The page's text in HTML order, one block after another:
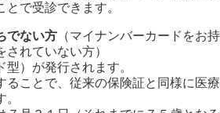
で受診できます。
でない方 （マイナンバーカードをお持
れていない方）
型）が発行されます。
ることで、従来の保険証と同様に医療